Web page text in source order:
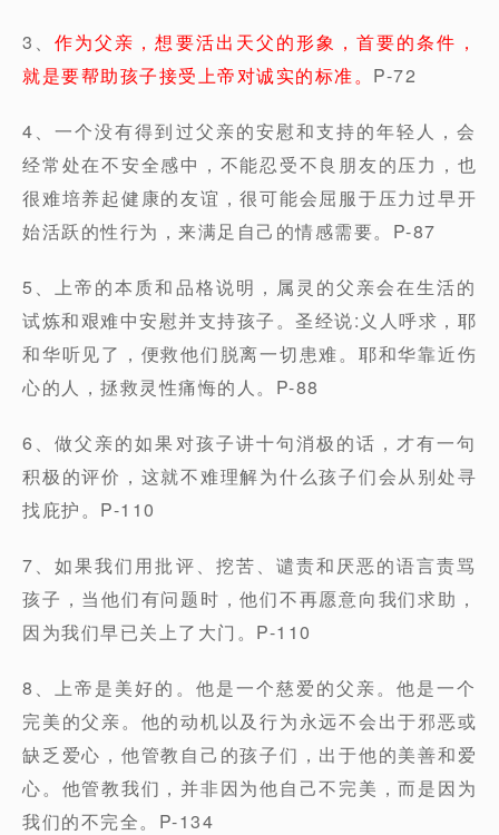
3、作为父亲，想要活出天父的形象，首要的条件，
就是要帮助孩子接受上帝对诚实的标准。 P-72
4、一个没有得到过父亲的安慰和支持的年轻人，会
经常处在不安全感中，不能忍受不良朋友的压力，也
很难培养起健康的友谊，很可能会屈服于压力过早开
始活跃的性行为，来满足自己的情感需要。P-87
5、上帝的本质和品格说明，属灵的父亲会在生活的
试炼和艰难中安慰并支持孩子。圣经说:义人呼求，耶
和华听见了，便救他们脱离一切患难。耶和华靠近伤
心的人，拯救灵性痛悔的人。P-88
6、做父亲的如果对孩子讲十句消极的话，才有一句
积极的评价，这就不难理解为什么孩子们会从别处寻
找庇护。P-110
7、如果我们用批评、挖苦、谴责和厌恶的语言责骂
孩子，当他们有问题时，他们不再愿意向我们求助，
因为我们早已关上了大门。P-110
8、上帝是美好的。他是一个慈爱的父亲。他是一个
完美的父亲。他的动机以及行为永远不会出于邪恶或
缺乏爱心，他管教自己的孩子们，出于他的美善和爱
心。他管教我们，并非因为他自己不完美，而是因为
我们的不完全。P-134